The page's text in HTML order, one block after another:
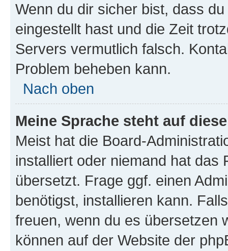
Wenn du dir sicher bist, dass
eingestellt hast und die Zeit
Servers vermutlich falsch.
Problem beheben kann.
Nach oben
Meine Sprache steht auf
Meist hat die Board-
installiert oder niemand hat das
übersetzt. Frage ggf. einen
benötigst, installieren kann.
freuen, wenn du es übersetzen
können auf der Website der